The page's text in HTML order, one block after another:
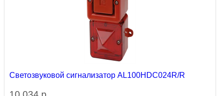
Светозвуковой сигнализатор AL100HDC024R/R